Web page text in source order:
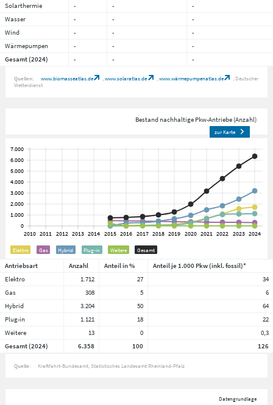
Solarthermie
- -
-
Wasser
- -
-
Wind
- -
-
Wärmepumpen
- -
-
Gesamt (2024)
- - -
Quellen: www.biomasseatlas.de www.solaratlas.de www.wärmepumpenatlas.de
Deutscher
Wetterdienst
Bestand nachhaltige Pkw-Antriebe (Anzahl)
zur Karte
Elektro Gas Hybrid Plug-in Weitere Gesamt
Antriebsart Anzahl Anteil in %
Anteil je 1.000 Pkw (inkl. fossil)*
Elektro
1.712 27
34
Gas
308 5
6
Hybrid
3.204 50
64
Plug-in
1.121 18
22
Weitere
13 0
0,3
Gesamt (2024)
6.358 100 126
Quelle: Kraftfahrt-Bundesamt, Statistisches Landesamt Rheinland-Pfalz
Datengrundlage